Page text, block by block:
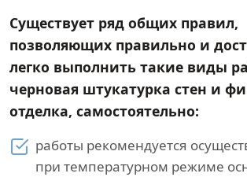
Существует ряд общих правил,
позволяющих правильно и
легко выполнить такие виды
черновая штукатурка стен и
отделка, самостоятельно:
работы рекомендуется
при температурном режиме